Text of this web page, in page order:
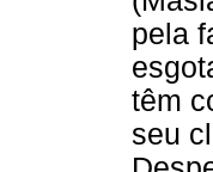
pela
têm
seu